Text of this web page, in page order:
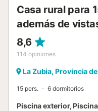
Casa rural para
además de
8,6
114 opiniones
La Zubia, Provincia
15 pers. 6 dormitorios
Piscina exterior,